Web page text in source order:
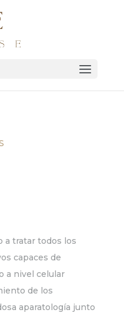
a tratar todos los
capaces de
a nivel celular
de los
aparatología junto